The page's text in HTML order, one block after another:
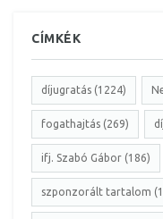
CÍMKÉK
díjugratás (1224)
fogathajtás (269)
ifj. Szabó Gábor (186)
szponzorált tartalom